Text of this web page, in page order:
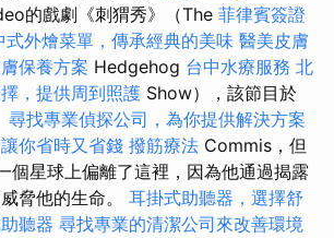
的戲劇《刺猬秀》（The 菲律賓簽證
式外燴菜單，傳承經典的美味 醫美皮膚
保養方案 Hedgehog 台中水療服務 北
，提供周到照護 Show），該節目於
尋找專業偵探公司，為你提供解決方案
你省時又省錢 撥筋療法 Commis，但
個星球上偏離了這裡，因為他通過揭露
脅他的生命。 耳掛式助聽器，選擇舒
聽器 尋找專業的清潔公司來改善環境